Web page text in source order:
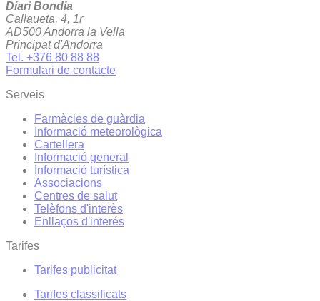
Diari Bondia
Callaueta, 4, 1r
AD500 Andorra la Vella
Principat d'Andorra
Tel. +376 80 88 88
Formulari de contacte
Serveis
Farmàcies de guàrdia
Informació meteorològica
Cartellera
Informació general
Informació turística
Associacions
Centres de salut
Telèfons d'interès
Enllaços d'interés
Tarifes
Tarifes publicitat
Tarifes classificats